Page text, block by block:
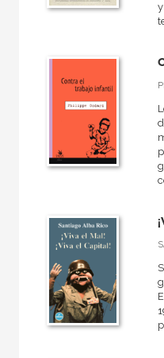
Psicología
Comunicación
Arquitectura
Religión
Bellas Artes
VER TODAS... (18)
NUESTRAS